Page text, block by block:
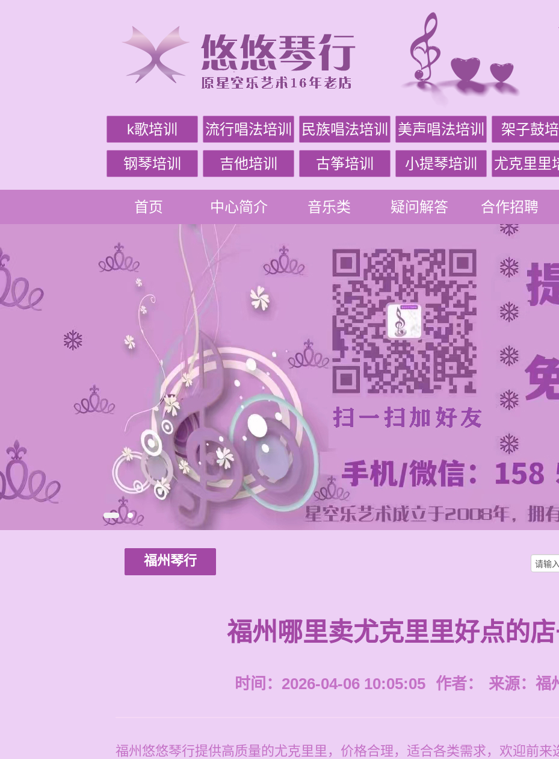
k歌培训 流行唱法培训 民族唱法培训 美声唱法培训 架子鼓培
钢琴培训 吉他培训 古筝培训 小提琴培训 尤克里里
首页 中心简介 音乐类 疑问解答 合作招聘
福州琴行
福州哪里卖尤克里里好点的
时间：2026-04-06 10:05:05 作者： 来源： 福
福州悠悠琴行提供高质量的尤克里里，价格合理，适合各类需求，欢迎前来